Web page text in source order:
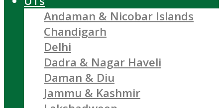
Andaman & Nicobar Islands
Chandigarh
Delhi
Dadra & Nagar Haveli
Daman & Diu
Jammu & Kashmir